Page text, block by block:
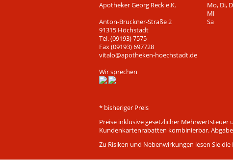
Apotheker Georg Reck e.K.
Anton-Bruckner-Straße 2
91315 Höchstadt
Tel. (09193) 7575
Fax (09193) 697728
vitalo@apotheken-hoechstadt.de
Wir sprechen
Mo, Di,
Mi
Sa
* bisheriger Preis
Preise inklusive gesetzlicher
Kundenkartenrabatten kombinierbar.
Zu Risiken und Nebenwirkungen lesen Sie